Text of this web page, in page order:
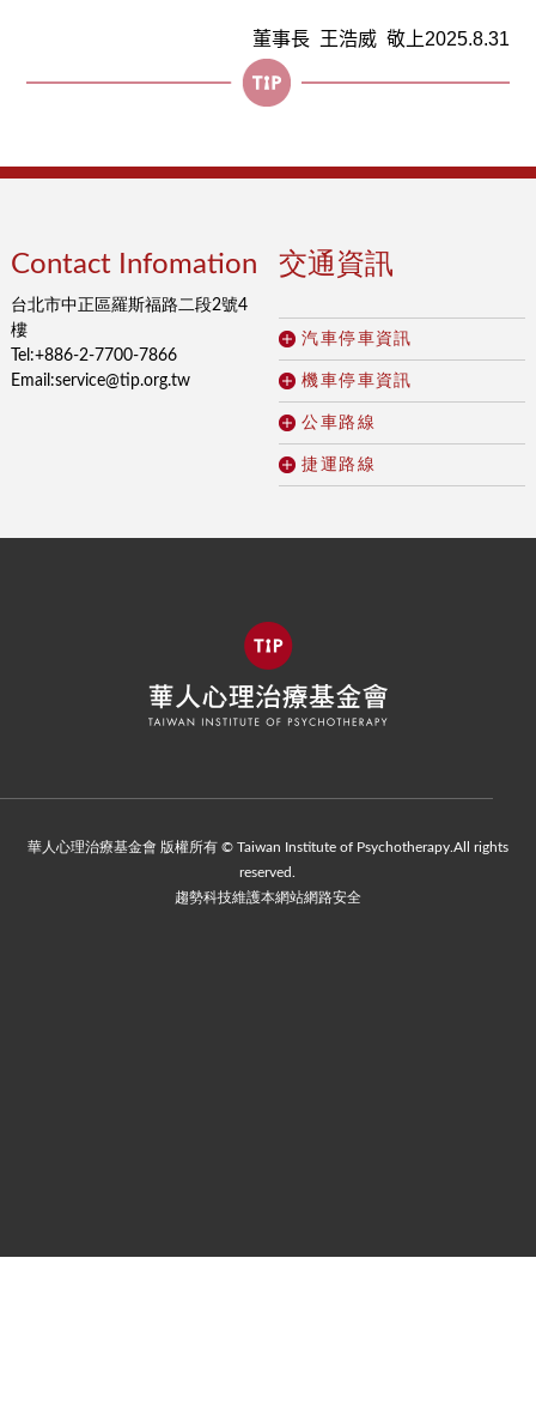
董事長 王浩威 敬上2025.8.31
Contact Infomation
台北市中正區羅斯福路二段2號4
樓
Tel:+886-2-7700-7866
Email:service@tip.org.tw
交通資訊
汽車停車資訊
機車停車資訊
公車路線
捷運路線
華人心理治療基金會 版權所有 © Taiwan Institute of Psychotherapy.All rights
reserved.
趨勢科技維護本網站網路安全